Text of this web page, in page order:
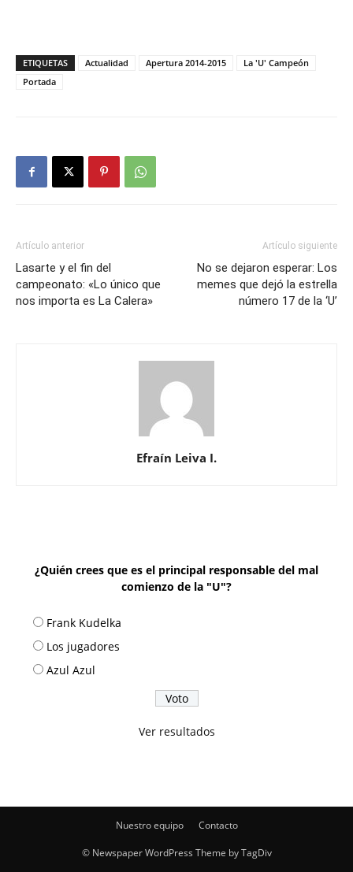
ETIQUETAS Actualidad Apertura 2014-2015
La 'U' Campeón
Portada
Artículo anterior
Lasarte y el fin del
campeonato: «Lo único que
nos importa es La Calera»
Artículo siguiente
No se dejaron esperar: Los
memes que dejó la estrella
número 17 de la ‘U’
Efraín Leiva I.
¿Quién crees que es el principal responsable del mal
comienzo de la "U"?
Frank Kudelka
Los jugadores
Azul Azul
Ver resultados
Nuestro equipo Contacto
© Newspaper WordPress Theme by TagDiv